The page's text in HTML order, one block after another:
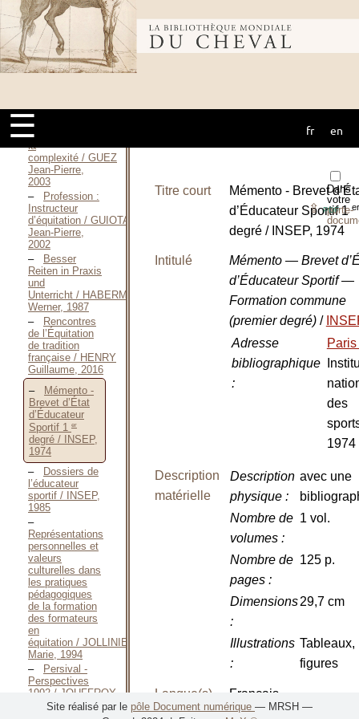
Bibliothèque
mondiale du
cheval
☰ fr en
Jean-Franck,
Novembre 2009
Contribution
à
l’enseignement
de
1990
l’équitation dans
la
complexité / GUEZ
Jean-Pierre,
2003
Profession :
Instructeur
d’équitation / GUIOTAT
Jean-Pierre,
2002
Besser
Reiten in Praxis
und
Unterricht / HABERMANN
Werner, 1987
Rencontres
de l’Équitation
de tradition
française / HENRY
Guillaume, 2016
Mémento -
Brevet d’État
d’Éducateur
Sportif 1
er
degré / INSEP,
1974
Dossiers de
l’éducateur
sportif / INSEP,
1985
Représentations
personnelles et
valeurs
culturelles dans
les pratiques
pédagogiques
de la formation
des formateurs
en
équitation / JOLLINIER
Marie, 1994
Persival -
Perspectives
1992 / JOUFFROY
Jean-Louis,
Dans
votre
porte-
⇪PDF
Titre court
Mémento - Brevet
d’Éducateur Sportif 1er
degré / INSEP, 1974
Intitulé
Mémento — Brevet
d’Éducateur Sportif —
Formation commune
(premier degré) /
Adresse
bibliographique
:
Paris
des
1974
Description
matérielle
Description
physique:
avec une
Nombre de
volumes:
1 vol.
Nombre de
pages:
125 p.
Dimensions
:
29,7 cm
Illustrations
:
Tableaux,
figures
Langue(s) Français
Site réalisé par le pôle Document numérique — MRSH —